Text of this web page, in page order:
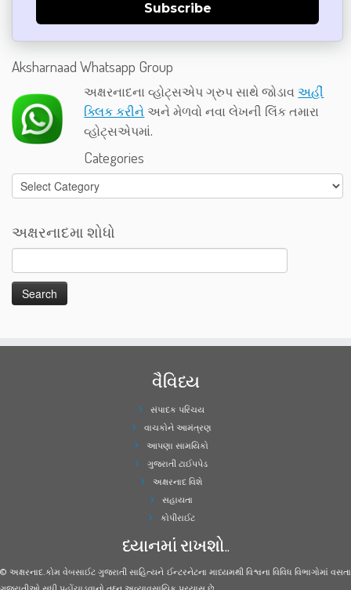
Subscribe
Aksharnaad Whatsapp Group
અક્ષરનાદના વ્હોટ્સએપ ગ્રુપ સાથે જોડાવઅહીં
ક્લિક કરીને અને મેળવો નવા લેખની લિંક તમારા
વ્હોટ્સએપમાં.
Categories
Categories
અક્ષરનાદમા શોધો
વૈવિધ્ય
સંપાદક પરિચય
વાચકોને આમંત્રણ
આપણા સામયિકો
ગુજરાતી ટાઈપપેડ
અક્ષરનાદ વિશે
સહાયતા
કોપીરાઈટ
ધ્યાનમાં રાખશો..
© અક્ષરનાદ.કોમ વેબસાઈટ ગુજરાતી સાહિત્યને ઈન્ટરનેટના માધ્યમથી વિશ્વના વિવિધ વિભાગોમાં વસતા